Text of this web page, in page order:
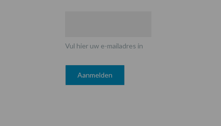
Vul hier uw e-mailadres in